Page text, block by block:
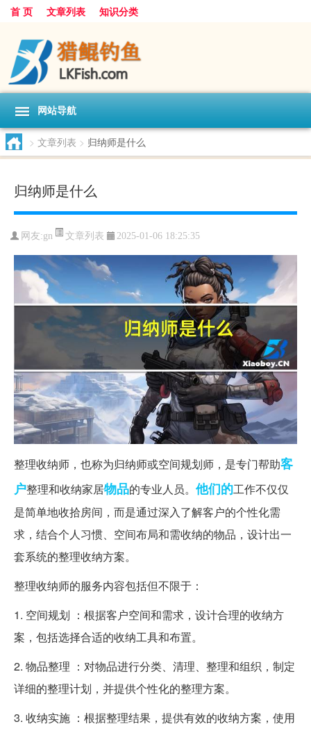
首 页 文章列表 知识分类
网站导航
> 文章列表 > 归纳师是什么
归纳师是什么
网友:gn 文章列表 2025-01-06 18:25:35
整理收纳师，也称为归纳师或空间规划师，是专门帮助客
户整理和收纳家居物品的专业人员。 他们的工作不仅仅
是简单地收拾房间，而是通过深入了解客户的个性化需
求，结合个人习惯、空间布局和需收纳的物品，设计出一
套系统的整理收纳方案。
整理收纳师的服务内容包括但不限于：
1. 空间规划 ：根据客户空间和需求，设计合理的收纳方
案，包括选择合适的收纳工具和布置。
2. 物品整理 ：对物品进行分类、清理、整理和组织，制定
详细的整理计划，并提供个性化的整理方案。
3. 收纳实施 ：根据整理结果，提供有效的收纳方案，使用